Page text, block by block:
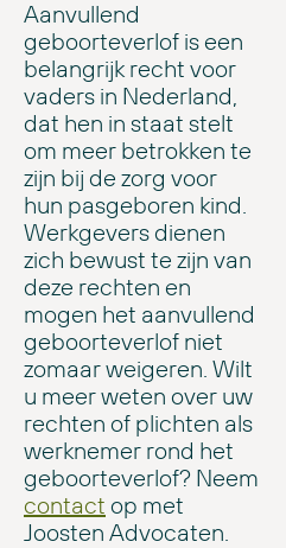
Aanvullend
geboorteverlof is een
belangrijk recht voor
vaders in Nederland,
dat hen in staat stelt
om meer betrokken te
zijn bij de zorg voor
hun pasgeboren kind.
Werkgevers dienen
zich bewust te zijn van
deze rechten en
mogen het aanvullend
geboorteverlof niet
zomaar weigeren. Wilt
u meer weten over uw
rechten of plichten als
werknemer rond het
geboorteverlof? Neem
contact op met
Joosten Advocaten.